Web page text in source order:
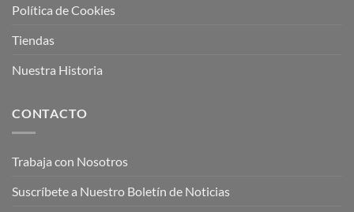
Política de Cookies
Tiendas
Nuestra Historia
CONTACTO
Trabaja con Nosotros
Suscríbete a Nuestro Boletín de Noticias